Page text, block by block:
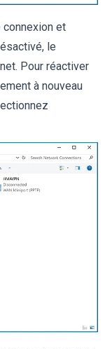
connexion et
le
Pour réactiver
à nouveau